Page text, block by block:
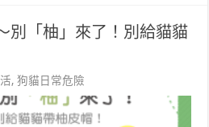
別「柚」來了！別給貓貓
,狗貓日常危險